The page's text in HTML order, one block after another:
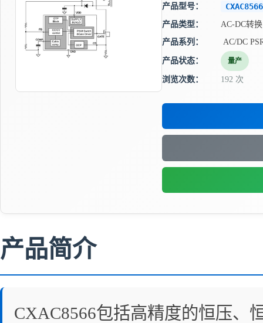
产品型号： CXAC8566
产品类型：
AC-DC转换
产品系列：
AC/DC
产品状态： 量产
浏览次数： 192 次
产品简介
CXAC8566包括高精度的恒压、